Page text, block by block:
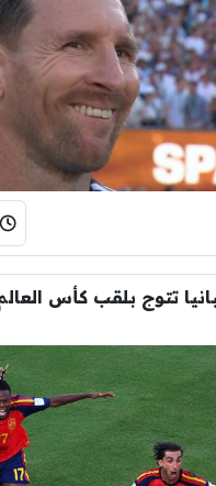
تتوج بلقب كأس العالم